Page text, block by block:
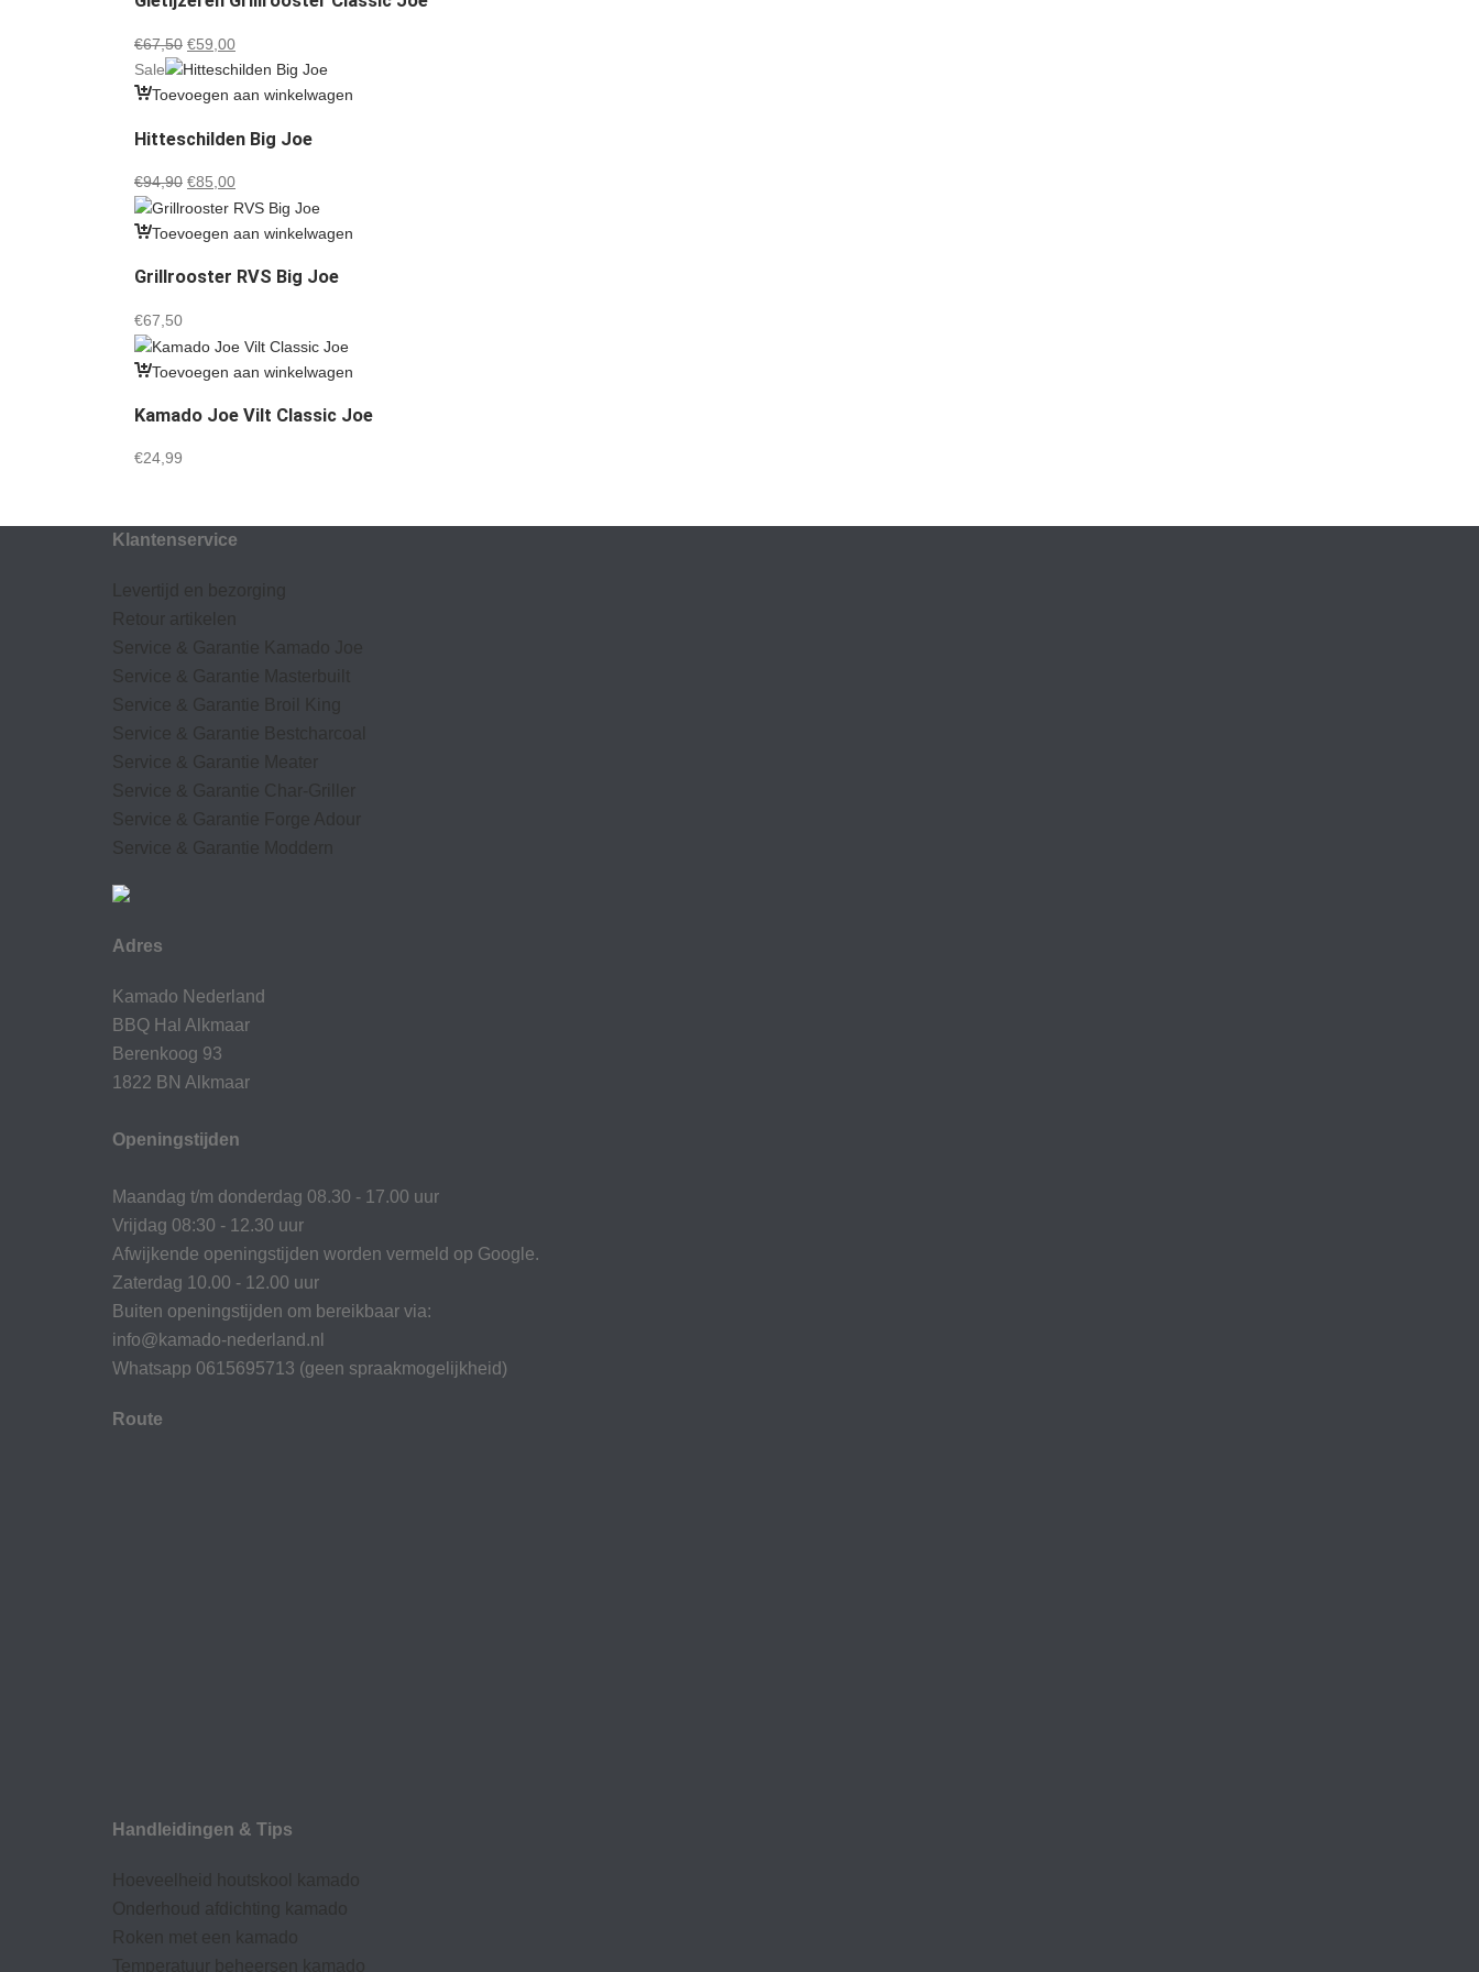
€67,50 Oorspronkelijke
prijs
was:
€59,00Huidige
prijs
is:
Sale
Toevoegen aan winkelwagen
Hitteschilden Big Joe
€94,90 Oorspronkelijke
prijs
was:
€85,00Huidige
prijs
is:
Toevoegen aan winkelwagen
Grillrooster RVS Big Joe
€67,50
Toevoegen aan winkelwagen
Kamado Joe Vilt Classic Joe
€24,99
Klantenservice
Levertijd en bezorging
Retour artikelen
Service & Garantie Kamado Joe
Service & Garantie Masterbuilt
Service & Garantie Broil King
Service & Garantie Bestcharcoal
Service & Garantie Meater
Service & Garantie Char-Griller
Service & Garantie Forge Adour
Service & Garantie Moddern
Adres
Kamado Nederland
BBQ Hal Alkmaar
Berenkoog 93
1822 BN Alkmaar
Openingstijden
Maandag t/m donderdag 08.30 - 17.00 uur
Vrijdag 08:30 - 12.30 uur
Afwijkende openingstijden worden vermeld op Google.
Zaterdag 10.00 - 12.00 uur
Buiten openingstijden om bereikbaar via:
info@kamado-nederland.nl
Whatsapp 0615695713 (geen spraakmogelijkheid)
Route
Handleidingen & Tips
Hoeveelheid houtskool kamado
Onderhoud afdic
hting kamado
Roken met een kamado
Temperatuur beheersen kamado